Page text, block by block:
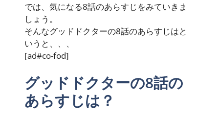
では、気になる8話のあらすじをみていきま
しょう。
そんなグッドドクターの8話のあらすじはと
いうと、、、
[ad#co-fod]
グッドドクターの8話の
あらすじは？